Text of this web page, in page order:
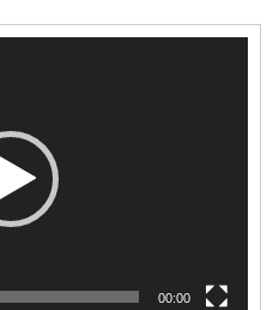
00:00